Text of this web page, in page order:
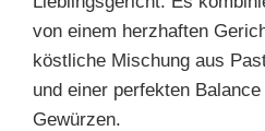
von einem herzhaften
köstliche Mischung aus
und einer perfekten
Gewürzen.